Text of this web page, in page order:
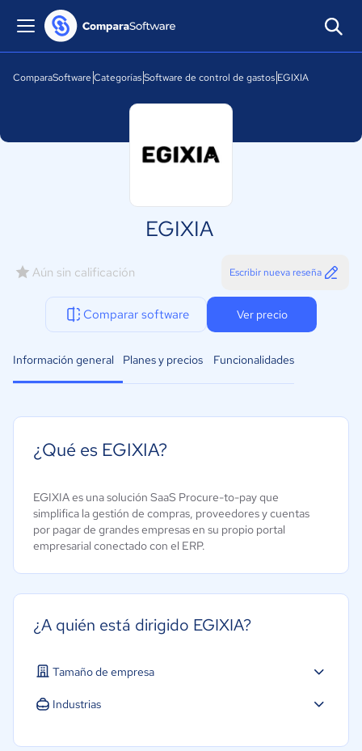
ComparaSoftware CategoríasSoftware de control de gastos EGIXIA
EGIXIA
Aún sin calificación Escribir nueva reseña
Comparar software Ver precio
Información general Planes y precios Funcionalidades
¿Qué es EGIXIA?
EGIXIA es una solución SaaS Procure-to-pay que
simplifica la gestión de compras, proveedores y cuentas
por pagar de grandes empresas en su propio portal
empresarial conectado con el ERP.
¿A quién está dirigido EGIXIA?
Tamaño de empresa
Grande: Más de 250 trabajadores
Industrias